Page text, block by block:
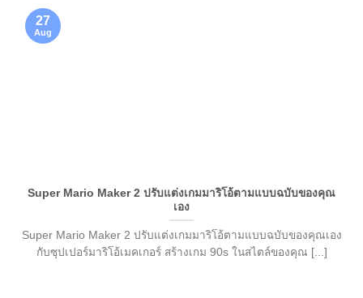
Super Mario Maker 2 ปรับแต่งเกมมาริโอ้ตามแบบฉบับของคุณ
เอง
Super Mario Maker 2 ปรับแต่งเกมมาริโอ้ตามแบบฉบับของคุณเอง
กับซุปเปอร์มาริโอ้เมคเกอร์ สร้างเกม 90s ในสไตล์ของคุณ [...]
27
Aug